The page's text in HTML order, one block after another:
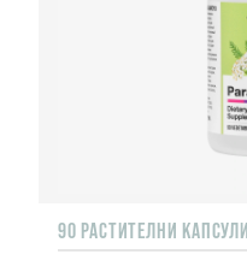
90 РАСТИТЕЛНИ КАПСУЛИ